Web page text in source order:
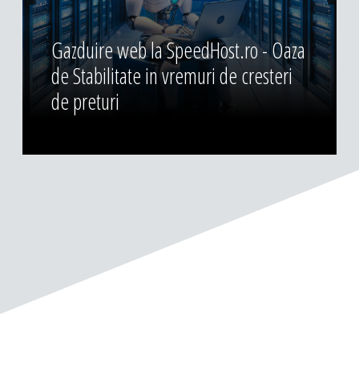
Gazduire web la SpeedHost.ro - Oaza
de Stabilitate in vremuri de cresteri
de preturi